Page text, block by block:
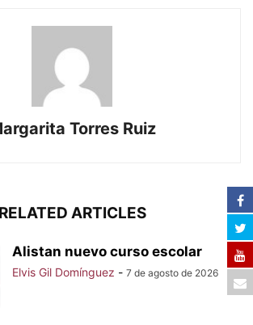
Torres Ruiz
RELATED ARTICLES
Alistan nuevo curso escolar
Elvis Gil Domínguez - 7 de agosto de 2026